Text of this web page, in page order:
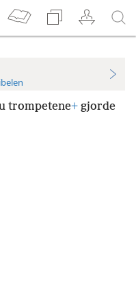
trompetene+ gjorde